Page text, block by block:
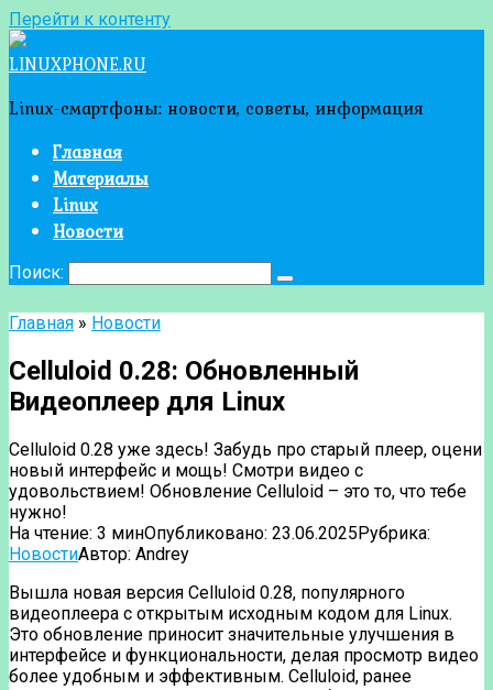
Перейти к контенту
LINUXPHONE.RU
Linux-смартфоны: новости, советы, информация
Главная
Материалы
Linux
Новости
Поиск:
Главная » Новости
Celluloid 0.28: Обновленный
Видеоплеер для Linux
Celluloid 0.28 уже здесь! Забудь про старый плеер, оцени
новый интерфейс и мощь! Смотри видео с
удовольствием! Обновление Celluloid – это то, что тебе
нужно!
На чтение: 3 минОпубликовано: 23.06.2025Рубрика:
НовостиАвтор: Andrey
Вышла новая версия Celluloid 0.28, популярного
видеоплеера с открытым исходным кодом для Linux.
Это обновление приносит значительные улучшения в
интерфейсе и функциональности, делая просмотр видео
более удобным и эффективным. Celluloid, ранее